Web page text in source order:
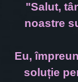
"Salut,
noastre
Eu,
soluție